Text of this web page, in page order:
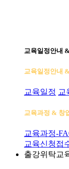
교육일정안내
교육일정안내
교육일정 교
교육과정 & 창
교육과정-
교육신청접
출강위탁교